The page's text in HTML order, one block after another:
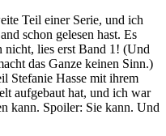
Teil einer Serie, und ich
schon gelesen hast. Es
nicht, lies erst Band 1! (Und
das Ganze keinen Sinn.)
Stefanie Hasse mit ihrem
aufgebaut hat, und ich war
kann. Spoiler: Sie kann. Und